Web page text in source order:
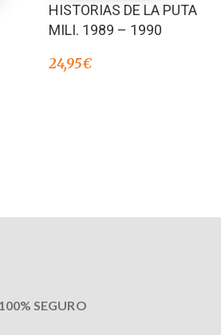
HISTORIAS DE LA PUTA
MILI. 1989 – 1990
24,95€
SEGURO